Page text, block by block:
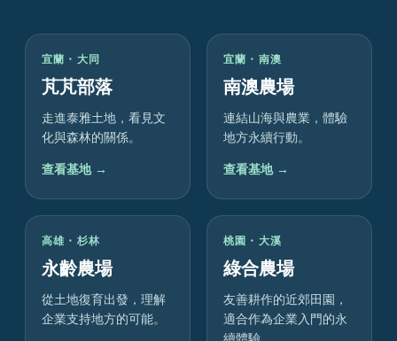
宜蘭・大同
芃芃部落
走進泰雅土地，看見文
化與森林的關係。
查看基地 →
宜蘭・南澳
南澳農場
連結山海與農業，體驗
地方永續行動。
查看基地 →
高雄・杉林
永齡農場
從土地復育出發，理解
企業支持地方的可能。
桃園・大溪
綠合農場
友善耕作的近郊田園，
適合作為企業入門的永